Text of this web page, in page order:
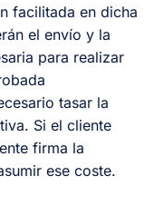
facilitada en dicha
el envío y la
para realizar
tasar la
Si el cliente
firma la
ese coste.